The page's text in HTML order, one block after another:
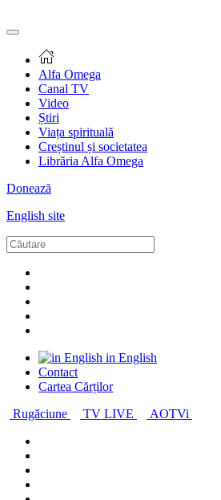
Alfa Omega
Canal TV
Video
Știri
Viața spirituală
Creștinul și societatea
Librăria Alfa Omega
Donează
English site
in English
Contact
Cartea Cărților
Rugăciune
TV LIVE AOTVi